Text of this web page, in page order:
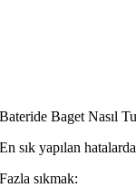
Bateride Baget Nasıl
En sık yapılan
Fazla sıkmak: